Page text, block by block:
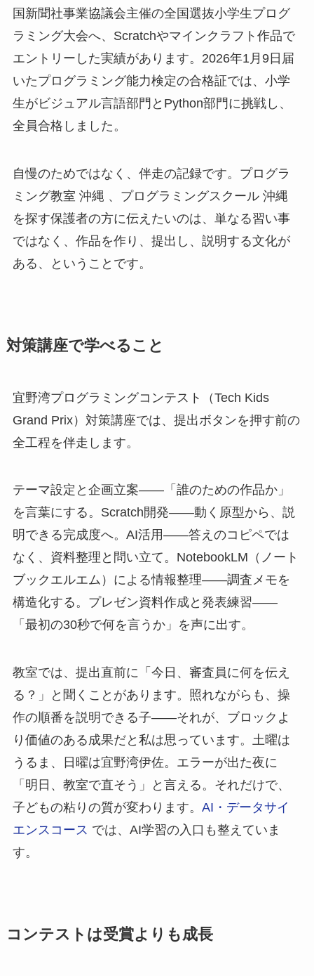
国新聞社事業協議会主催の全国選抜小学生プログ
ラミング大会へ、Scratchやマインクラフト作品で
エントリーした実績があります。2026年1月9日届
いたプログラミング能力検定の合格証では、小学
生がビジュアル言語部門とPython部門に挑戦し、
全員合格しました。
自慢のためではなく、伴走の記録です。プログラ
ミング教室 沖縄 、プログラミングスクール 沖縄
を探す保護者の方に伝えたいのは、単なる習い事
ではなく、作品を作り、提出し、説明する文化が
ある、ということです。
対策講座で学べること
宜野湾プログラミングコンテスト（Tech Kids
Grand Prix）対策講座では、提出ボタンを押す前の
全工程を伴走します。
テーマ設定と企画立案——「誰のための作品か」
を言葉にする。Scratch開発——動く原型から、説
明できる完成度へ。AI活用——答えのコピペでは
なく、資料整理と問い立て。NotebookLM（ノート
ブックエルエム）による情報整理——調査メモを
構造化する。プレゼン資料作成と発表練習——
「最初の30秒で何を言うか」を声に出す。
教室では、提出直前に「今日、審査員に何を伝え
る？」と聞くことがあります。照れながらも、操
作の順番を説明できる子——それが、ブロックよ
り価値のある成果だと私は思っています。土曜は
うるま、日曜は宜野湾伊佐。エラーが出た夜に
「明日、教室で直そう」と言える。それだけで、
子どもの粘りの質が変わります。 AI・データサイ
エンスコース では、AI学習の入口も整えていま
す。
コンテストは受賞よりも成長